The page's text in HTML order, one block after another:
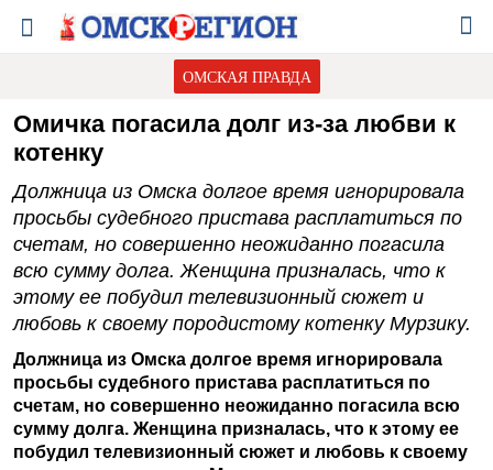
ОМСКАЯ ПРАВДА
Омичка погасила долг из-за любви к
котенку
Должница из Омска долгое время игнорировала
просьбы судебного пристава расплатиться по
счетам, но совершенно неожиданно погасила
всю сумму долга. Женщина призналась, что к
этому ее побудил телевизионный сюжет и
любовь к своему породистому котенку Мурзику.
Должница из Омска долгое время игнорировала
просьбы судебного пристава расплатиться по
счетам, но совершенно неожиданно погасила всю
сумму долга. Женщина призналась, что к этому ее
побудил телевизионный сюжет и любовь к своему